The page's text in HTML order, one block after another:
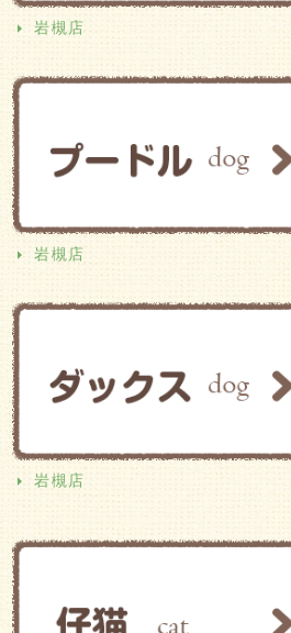
岩槻店
岩槻店
岩槻店